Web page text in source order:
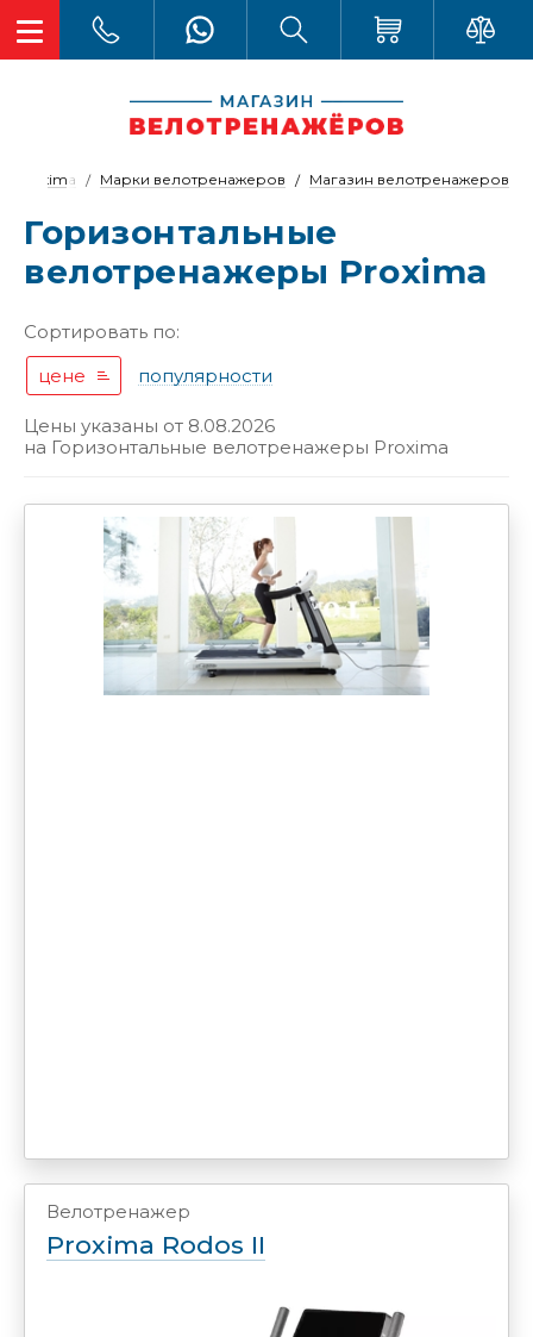
Магазин велотренажеров
Марки велотренажеров
Proxima
Горизонтальные
велотренажеры Proxima
Сортировать по:
цене
популярности
Цены указаны от 8.08.2026
на Горизонтальные велотренажеры Proxima
Велотренажер
Proxima Rodos II